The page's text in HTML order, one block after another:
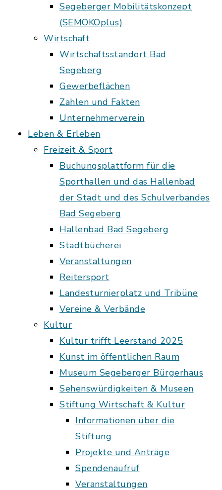
Segeberger Mobilitätskonzept
(SEMOKOplus)
Wirtschaft
Wirtschaftsstandort Bad
Segeberg
Gewerbeflächen
Zahlen und Fakten
Unternehmerverein
Leben & Erleben
Freizeit & Sport
Buchungsplattform für die
Sporthallen und das Hallenbad
der Stadt und des Schulverbandes
Bad Segeberg
Hallenbad Bad Segeberg
Stadtbücherei
Veranstaltungen
Reitersport
Landesturnierplatz und Tribüne
Vereine & Verbände
Kultur
Kultur trifft Leerstand 2025
Kunst im öffentlichen Raum
Museum Segeberger Bürgerhaus
Sehenswürdigkeiten & Museen
Stiftung Wirtschaft & Kultur
Informationen über die
Stiftung
Projekte und Anträge
Spendenaufruf
Veranstaltungen